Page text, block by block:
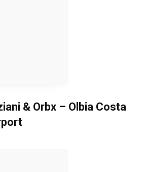
& Orbx – Olbia Costa